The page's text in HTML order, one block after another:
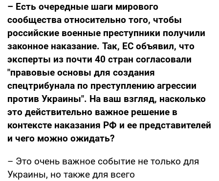
– Есть очередные шаги мирового
сообщества относительно того, чтобы
российские военные преступники получили
законное наказание. Так, ЕС объявил, что
эксперты из почти 40 стран согласовали
"правовые основы для создания
спецтрибунала по преступлению агрессии
против Украины". На ваш взгляд, насколько
это действительно важное решение в
контексте наказания РФ и ее представителей
и чего можно ожидать?
– Это очень важное событие не только для
Украины, но также для всего